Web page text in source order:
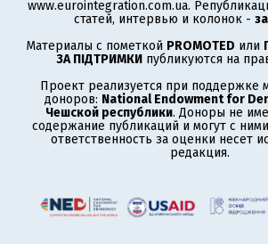
www.eurointegration.com.ua.
статей, интервью и колонок -
Материалы с пометкой PROMOTED или
ЗА ПІДТРИМКИ публикуются на
Проект реализуется при поддержке
доноров: National Endowment for
Чешской республики. Доноры не
содержание публикаций и могут с
ответственность за оценки несет
редакция.